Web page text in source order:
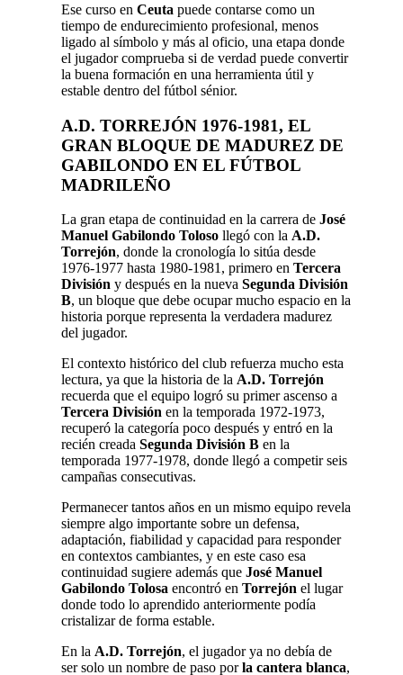
Ese curso en Ceuta puede contarse como un
tiempo de endurecimiento profesional, menos
ligado al símbolo y más al oficio, una etapa donde
el jugador comprueba si de verdad puede convertir
la buena formación en una herramienta útil y
estable dentro del fútbol sénior.
A.D. TORREJÓN 1976-1981, EL
GRAN BLOQUE DE MADUREZ DE
GABILONDO EN EL FÚTBOL
MADRILEÑO
La gran etapa de continuidad en la carrera de José
Manuel Gabilondo Toloso llegó con la A.D.
Torrejón, donde la cronología lo sitúa desde
1976-1977 hasta 1980-1981, primero en Tercera
División y después en la nueva Segunda División
B, un bloque que debe ocupar mucho espacio en la
historia porque representa la verdadera madurez
del jugador.
El contexto histórico del club refuerza mucho esta
lectura, ya que la historia de la A.D. Torrejón
recuerda que el equipo logró su primer ascenso a
Tercera División en la temporada 1972-1973,
recuperó la categoría poco después y entró en la
recién creada Segunda División B en la
temporada 1977-1978, donde llegó a competir seis
campañas consecutivas.
Permanecer tantos años en un mismo equipo revela
siempre algo importante sobre un defensa,
adaptación, fiabilidad y capacidad para responder
en contextos cambiantes, y en este caso esa
continuidad sugiere además que José Manuel
Gabilondo Tolosa encontró en Torrejón el lugar
donde todo lo aprendido anteriormente podía
cristalizar de forma estable.
En la A.D. Torrejón, el jugador ya no debía de
ser solo un nombre de paso porla cantera blanca,